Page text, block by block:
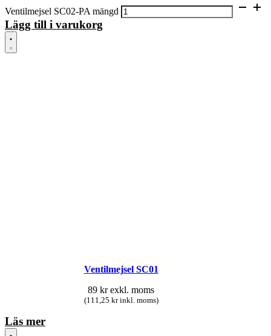
Ventilmejsel SC02-PA mängd
Lägg till i varukorg
Ventilmejsel SC01
89 kr exkl. moms
(111,25 kr inkl. moms)
Läs mer